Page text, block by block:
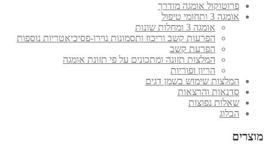
פרוטוקול אומגה מודרך
אומגה 3 ותחומי טיפול
אומגה 3 ומחלות שונות
הפרעות קשב וריכוז ותסמונות נוירו-פסיכיאטריות נוספות
הפרעת קשב
המלצות תזונה ומתכונים על פי תזונת אומגה
הריון ופוריות
המלצות שימוש בשמן דגים
סדנאות והרצאות
שאלות נפוצות
הבלוג
מוצרים